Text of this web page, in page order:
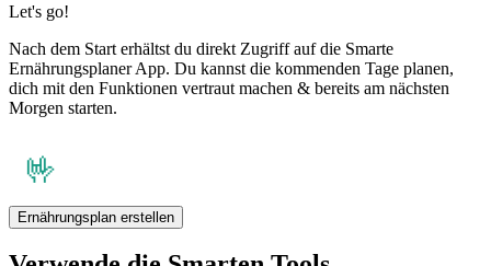
Let's go!
Nach dem Start erhältst du direkt Zugriff auf die Smarte
Ernährungsplaner App. Du kannst die kommenden Tage planen,
dich mit den Funktionen vertraut machen & bereits am nächsten
Morgen starten.
Ernährungsplan erstellen